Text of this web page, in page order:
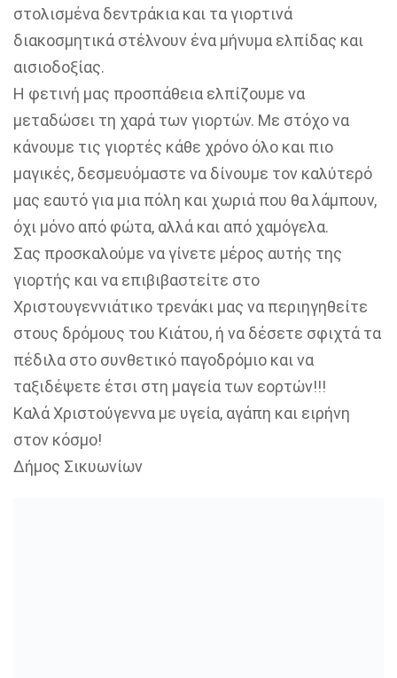
στολισμένα δεντράκια και τα γιορτινά
διακοσμητικά στέλνουν ένα μήνυμα ελπίδας και
αισιοδοξίας.
Η φετινή μας προσπάθεια ελπίζουμε να
μεταδώσει τη χαρά των γιορτών. Με στόχο να
κάνουμε τις γιορτές κάθε χρόνο όλο και πιο
μαγικές, δεσμευόμαστε να δίνουμε τον καλύτερό
μας εαυτό για μια πόλη και χωριά που θα λάμπουν,
όχι μόνο από φώτα, αλλά και από χαμόγελα.
Σας προσκαλούμε να γίνετε μέρος αυτής της
γιορτής και να επιβιβαστείτε στο
Χριστουγεννιάτικο τρενάκι μας να περιηγηθείτε
στους δρόμους του Κιάτου, ή να δέσετε σφιχτά τα
πέδιλα στο συνθετικό παγοδρόμιο και να
ταξιδέψετε έτσι στη μαγεία των εορτών!!!
Καλά Χριστούγεννα με υγεία, αγάπη και ειρήνη
στον κόσμο!
Δήμος Σικυωνίων